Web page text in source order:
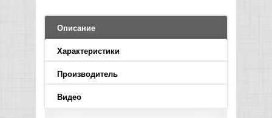
УСИЛИТЕЛИ
МИКШЕРЫ ЦИФРОВЫЕ
ЛИНЕЙНЫЕ МАССИВЫ
КОМБО ДЛЯ АКУСТИЧЕСКИХ ГИТАР
ГИТАРНЫЕ ПРИНАДЛЕЖНОСТИ
КЛАВИШНЫЕ КОМБО
СЕМПЛЕРЫ И ГРУВБОКСЫ
ПРЕАМПЫ И МИКРОФОННЫЕ
ПРОЦЕССОРЫ
ПРОГРАММНОЕ ОБЕСПЕЧЕНИЕ
DJ НАУШНИКИ
СИСТЕМЫ ВИДЕО МОНТАЖА
ВИДЕО КОНВЕРТЕРЫ
ОРКЕСТРОВЫЕ УДАРНЫЕ
ПОПОЛНЕНИЕ СКЛАДА
ИНФОРМАЦИЯ
О МАГАЗИНЕ
Описание
Характеристики
Производитель
Видео